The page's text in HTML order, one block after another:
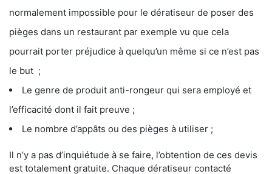
normalement impossible pour le dératiseur de poser des
pièges dans un restaurant par exemple vu que cela
pourrait porter préjudice à quelqu’un même si ce n’est pas
le but ;
Le genre de produit anti-rongeur qui sera employé et
l’efficacité dont il fait preuve ;
Le nombre d’appâts ou des pièges à utiliser ;
Il n’y a pas d’inquiétude à se faire, l’obtention de ces devis
est totalement gratuite. Chaque dératiseur contacté